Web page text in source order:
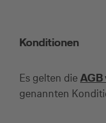
Konditionen
Es gelten dieAGB
genannten